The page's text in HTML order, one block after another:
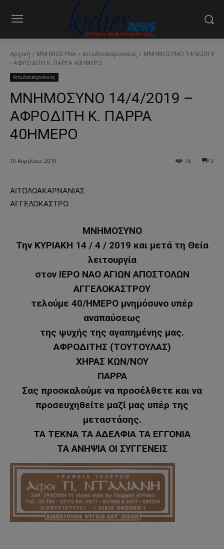
Αρχική ΜΝΗΜΟΣΥΝΑ Αιτωλοακαρνανίας
ΜΝΗΜΟΣΥΝΟ 14/4/2019
- ΑΦΡΟΔΙΤΗ Κ. ΠΑΡΡΑ 40ΗΜΕΡΟ
Αιτωλοακαρνανίας
ΜΝΗΜΟΣΥΝΟ 14/4/2019 –
ΑΦΡΟΔΙΤΗ Κ. ΠΑΡΡΑ
40ΗΜΕΡΟ
10 Απριλίου, 2019 0
73
ΑΙΤΩΛΟΑΚΑΡΝΑΝΙΑΣ
ΑΓΓΕΛΟΚΑΣΤΡΟ
ΜΝΗΜΟΣΥΝΟ
Την ΚΥΡΙΑΚΗ 14 / 4 / 2019 και μετά τη Θεία
λειτουργία
στον ΙΕΡΟ ΝΑΟ ΑΓΙΩΝ ΑΠΟΣΤΟΛΩΝ
ΑΓΓΕΛΟΚΑΣΤΡΟΥ
τελούμε 40/ΗΜΕΡΟ μνημόσυνο υπέρ
αναπαύσεως
της ψυχής της αγαπημένης μας.
ΑΦΡΟΔΙΤΗΣ (ΤΟΥΤΟΥΛΑΣ)
ΧΗΡΑΣ ΚΩΝ/ΝΟΥ
ΠΑΡΡΑ
Σας προσκαλούμε να προσέλθετε και να
προσευχηθείτε μαζί μας υπέρ της
μεταστάσης.
ΤΑ ΤΕΚΝΑ ΤΑ ΑΔΕΛΦΙΑ ΤΑ ΕΓΓΟΝΙΑ
ΤΑ ΑΝΗΨΙΑ ΟΙ ΣΥΓΓΕΝΕΙΣ